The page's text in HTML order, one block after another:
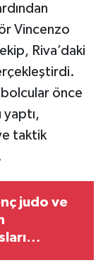
Vincenzo
Riva’daki
önce
yaptı,
taktik
judo ve